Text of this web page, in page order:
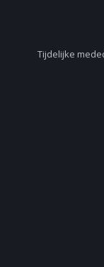
Tijdelijke